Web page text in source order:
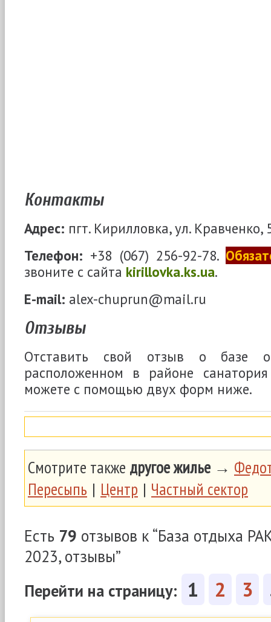
Контакты
Адрес: пгт. Кирилловка, ул. Кравченко,
Телефон: +38 (067) 256-92-78.
звоните с сайта kirillovka.ks.ua.
E-mail: alex-chuprun@mail.ru
Отзывы
Отставить свой отзыв о базе
расположенном в районе
можете с помощью двух форм ниже.
Смотрите также другое жилье→
Пересыпь | Центр | Частный сектор
Есть 79 отзывов к “База отдыха
2023, отзывы”
Перейти на страницу: 1 2 3